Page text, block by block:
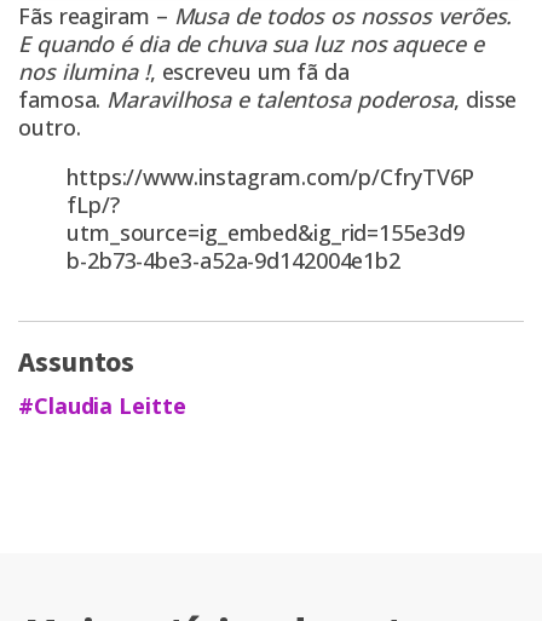
Fãs reagiram – Musa de todos os nossos verões.
E quando é dia de chuva sua luz nos aquece e
nos ilumina !, escreveu um fã da
famosa. Maravilhosa e talentosa poderosa, disse
outro.
https://www.instagram.com/p/CfryTV6P
fLp/?
utm_source=ig_embed&ig_rid=155e3d9
b-2b73-4be3-a52a-9d142004e1b2
Assuntos
#Claudia Leitte